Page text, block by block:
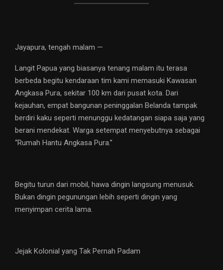
Jayapura, tengah malam —
Langit Papua yang biasanya tenang malam itu terasa
berbeda begitu kendaraan tim kami memasuki Kawasan
Angkasa Pura, sekitar 100 km dari pusat kota. Dari
kejauhan, empat bangunan peninggalan Belanda tampak
berdiri kaku seperti menunggu kedatangan siapa saja yang
berani mendekat. Warga setempat menyebutnya sebagai
“Rumah Hantu Angkasa Pura.”
Begitu turun dari mobil, hawa dingin langsung menusuk.
Bukan dingin pegunungan lebih seperti dingin yang
menyimpan cerita lama.
Jejak Kolonial yang Tak Pernah Padam